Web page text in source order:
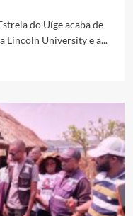
do Uíge acaba de
Lincoln University e a...